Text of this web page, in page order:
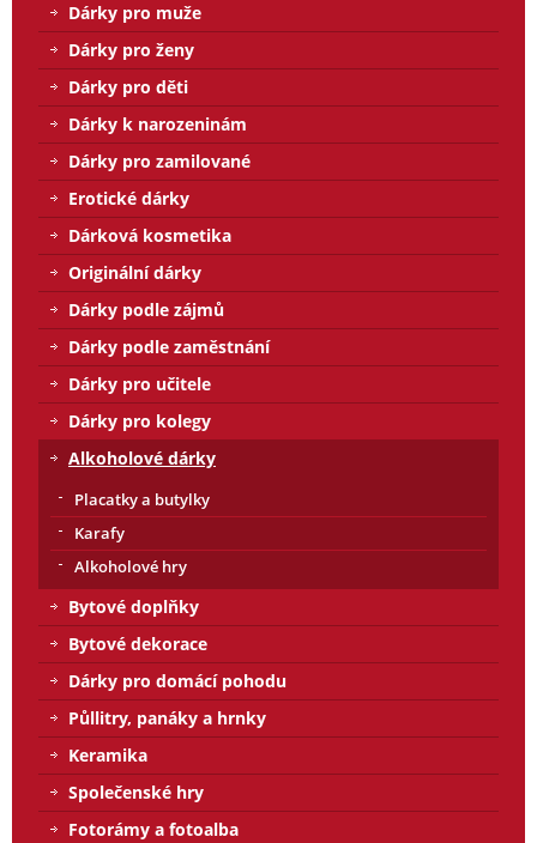
Dárky pro muže
Dárky pro ženy
Dárky pro děti
Dárky k narozeninám
Dárky pro zamilované
Erotické dárky
Dárková kosmetika
Originální dárky
Dárky podle zájmů
Dárky podle zaměstnání
Dárky pro učitele
Dárky pro kolegy
Alkoholové dárky
Placatky a butylky
Karafy
Alkoholové hry
Bytové doplňky
Bytové dekorace
Dárky pro domácí pohodu
Půllitry, panáky a hrnky
Keramika
Společenské hry
Fotorámy a fotoalba